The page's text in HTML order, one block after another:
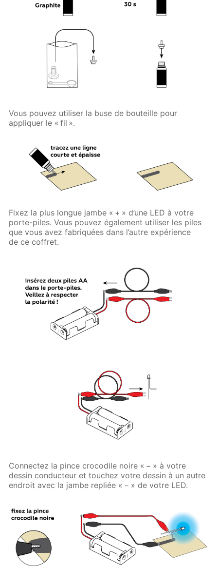
Vous pouvez utiliser la buse de bouteille pour
appliquer le « fil ».
Fixez la plus longue jambe « + » d’une LED à votre
porte-piles. Vous pouvez également utiliser les piles
que vous avez fabriquées dans l’autre expérience
de ce coffret.
Connectez la pince crocodile noire « − » à votre
dessin conducteur et touchez votre dessin à un autre
endroit avec la jambe repliée « − » de votre LED.